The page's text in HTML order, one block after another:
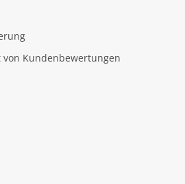
Kundenbewertungen